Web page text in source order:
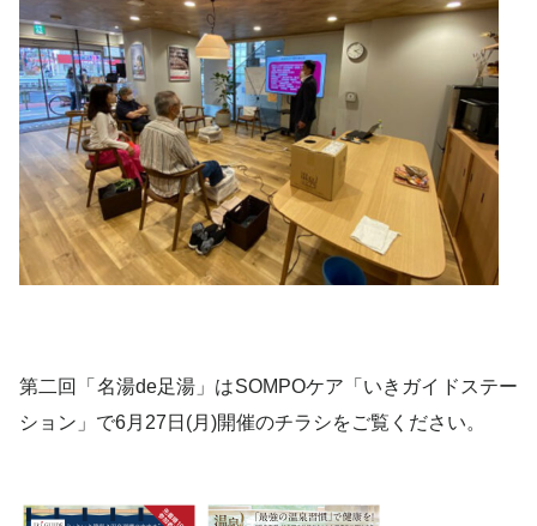
第二回「名湯de足湯」はSOMPOケア「いきガイドステー
ション」で6月27日(月)開催のチラシをご覧ください。